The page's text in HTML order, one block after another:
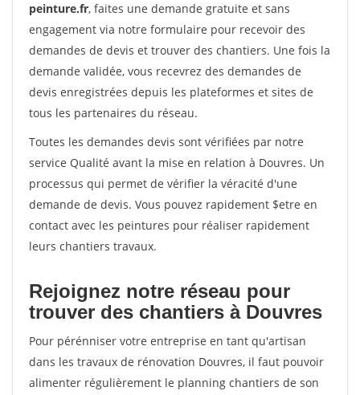
peinture.fr, faites une demande gratuite et sans
engagement via notre formulaire pour recevoir des
demandes de devis et trouver des chantiers. Une fois la
demande validée, vous recevrez des demandes de
devis enregistrées depuis les plateformes et sites de
tous les partenaires du réseau.
Toutes les demandes devis sont vérifiées par notre
service Qualité avant la mise en relation à Douvres. Un
processus qui permet de vérifier la véracité d'une
demande de devis. Vous pouvez rapidement $etre en
contact avec les peintures pour réaliser rapidement
leurs chantiers travaux.
Rejoignez notre réseau pour
trouver des chantiers à Douvres
Pour pérénniser votre entreprise en tant qu'artisan
dans les travaux de rénovation Douvres, il faut pouvoir
alimenter régulièrement le planning chantiers de son